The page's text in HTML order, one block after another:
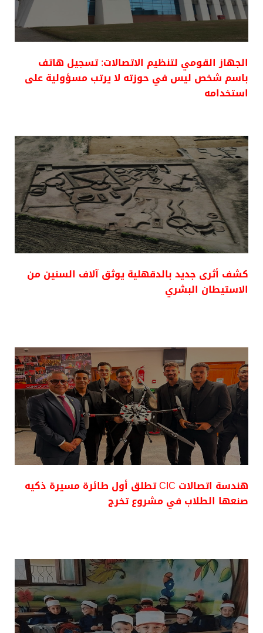
الجهاز القومي لتنظيم الاتصالات: تسجيل هاتف
باسم شخص ليس في حوزته لا يرتب مسؤولية على
استخدامه
كشف أثرى جديد بالدقهلية يوثق آلاف السنين من
الاستيطان البشري
هندسة اتصالات CIC تطلق أول طائرة مسيرة ذكيه
صنعها الطلاب في مشروع تخرج